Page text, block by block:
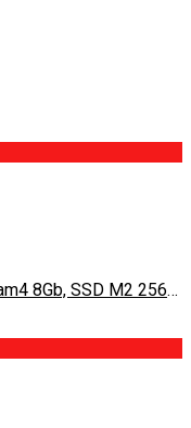
8Gb, SSD M2 256G,